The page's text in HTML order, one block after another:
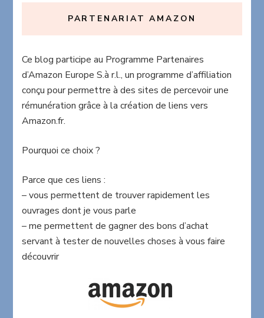
PARTENARIAT AMAZON
Ce blog participe au Programme Partenaires
d’Amazon Europe S.à r.l., un programme d’affiliation
conçu pour permettre à des sites de percevoir une
rémunération grâce à la création de liens vers
Amazon.fr.
Pourquoi ce choix ?
Parce que ces liens :
– vous permettent de trouver rapidement les
ouvrages dont je vous parle
– me permettent de gagner des bons d’achat
servant à tester de nouvelles choses à vous faire
découvrir